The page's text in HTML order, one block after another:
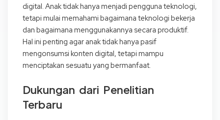
digital. Anak tidak hanya menjadi pengguna teknologi,
tetapi mulai memahami bagaimana teknologi bekerja
dan bagaimana menggunakannya secara produktif.
Hal ini penting agar anak tidak hanya pasif
mengonsumsi konten digital, tetapi mampu
menciptakan sesuatu yang bermanfaat.
Dukungan dari Penelitian
Terbaru